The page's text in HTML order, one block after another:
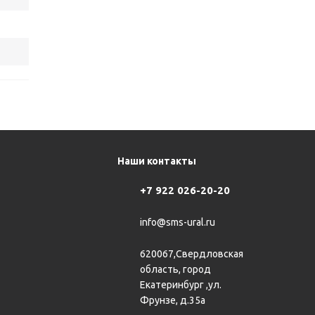
Наши контакты
+7 922 026-20-20
info@sms-ural.ru
620067,Свердловская
область, город
Екатеринбург ,ул.
Фрунзе, д.35а